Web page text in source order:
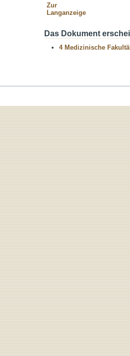
Zur
Langanzeige
Das Dokument
4 Medizinische